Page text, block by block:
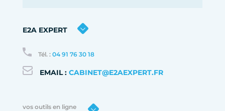
E2A EXPERT
Tél. : 04 91 76 30 18
EMAIL : CABINET@E2AEXPERT.FR
vos outils en ligne